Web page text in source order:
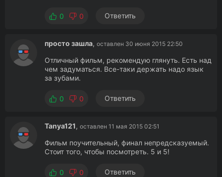
0 0 Ответить
просто зашла, оставлен 30 июня 2015 22:50
Отличный фильм, рекомендую глянуть. Есть над
чем задуматься. Все-таки держать надо язык
за зубами.
0 0 Ответить
Tanya121, оставлен 11 мая 2015 02:51
Фильм поучительный, финал непредсказуемый.
Стоит того, чтобы посмотреть. 5 и 5!
0 0 Ответить